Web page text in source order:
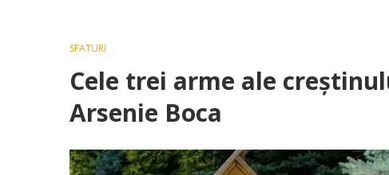
SFATURI
Cele trei arme ale
Arsenie Boca